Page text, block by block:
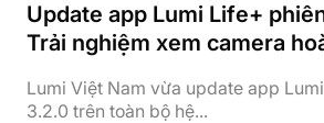
Update app Lumi Life+
Trải nghiệm xem camera
Lumi Việt Nam vừa update app
3.2.0 trên toàn bộ hệ...